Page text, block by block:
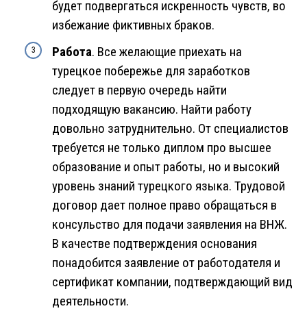
будет подвергаться искренность чувств, во
избежание фиктивных браков.
Работа. Все желающие приехать на
турецкое побережье для заработков
следует в первую очередь найти
подходящую вакансию. Найти работу
довольно затруднительно. От специалистов
требуется не только диплом про высшее
образование и опыт работы, но и высокий
уровень знаний турецкого языка. Трудовой
договор дает полное право обращаться в
консульство для подачи заявления на ВНЖ.
В качестве подтверждения основания
понадобится заявление от работодателя и
сертификат компании, подтверждающий вид
деятельности.